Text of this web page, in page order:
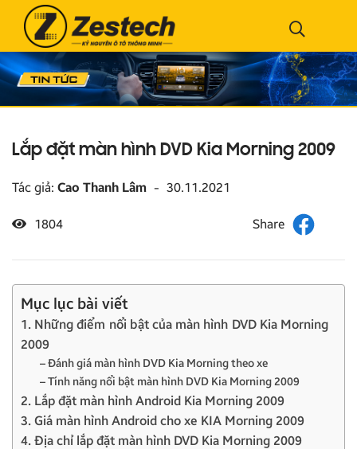
Lắp đặt màn hình DVD Kia Morning 2009
Tác giả: Cao Thanh Lâm - 30.11.2021
1804
Mục lục bài viết
1. Những điểm nổi bật của màn hình DVD Kia Morning
2009
– Đánh giá màn hình DVD Kia Morning theo xe
– Tính năng nổi bật màn hình DVD Kia Morning 2009
2. Lắp đặt màn hình Android Kia Morning 2009
3. Giá màn hình Android cho xe KIA Morning 2009
4. Địa chỉ lắp đặt màn hình DVD Kia Morning 2009